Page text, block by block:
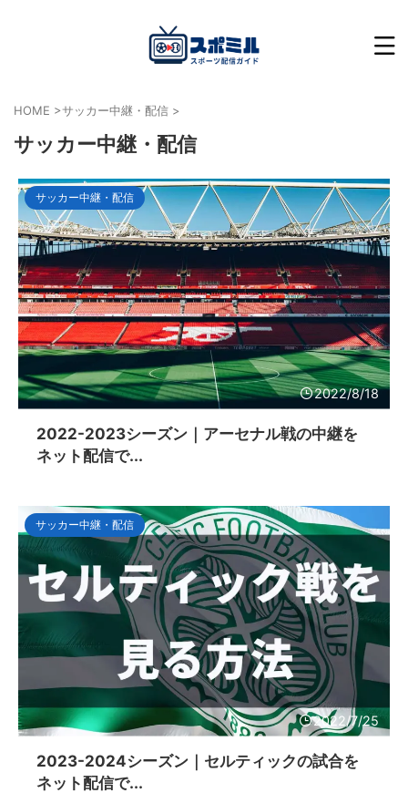
HOME >サッカー中継・配信 >
サッカー中継・配信
2022/8/18
サッカー中継・配信
2022-2023シーズン｜アーセナル戦の中継を
ネット配信で...
2022/7/25
サッカー中継・配信
2023-2024シーズン｜セルティックの試合を
ネット配信で...